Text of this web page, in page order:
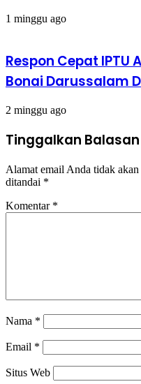
1 minggu ago
Respon Cepat IPTU
Bonai Darussalam
2 minggu ago
Tinggalkan Balasan
Alamat email Anda tidak
ditandai *
Komentar *
Nama *
Email *
Situs Web